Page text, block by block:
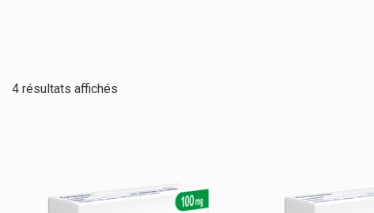
4 résultats affichés